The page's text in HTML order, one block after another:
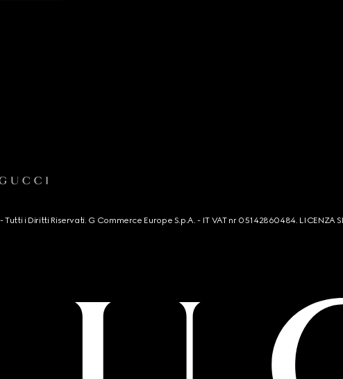
Tutti i Diritti Riservati. G Commerce Europe S.p.A. - IT VAT nr 05142860484. LICENZA